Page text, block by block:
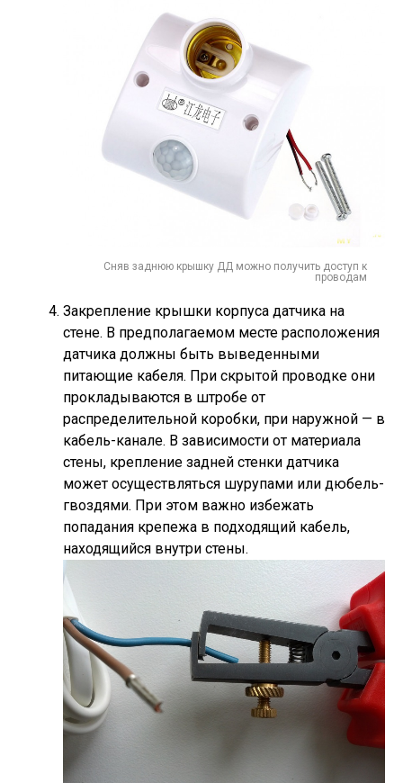
Сняв заднюю крышку ДД можно получить доступ к
проводам
Закрепление крышки корпуса датчика на
стене. В предполагаемом месте расположения
датчика должны быть выведенными
питающие кабеля. При скрытой проводке они
прокладываются в штробе от
распределительной коробки, при наружной — в
кабель-канале. В зависимости от материала
стены, крепление задней стенки датчика
может осуществляться шурупами или дюбель-
гвоздями. При этом важно избежать
попадания крепежа в подходящий кабель,
находящийся внутри стены.